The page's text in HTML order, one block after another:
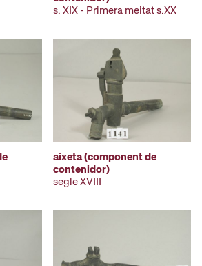
s. XIX - Primera meitat s.XX
aixeta (component de
contenidor)
segle XVIII